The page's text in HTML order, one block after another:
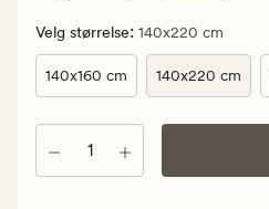
kr
Velg størrelse: 140x220 cm
140x160 cm 140x220 cm
Antall